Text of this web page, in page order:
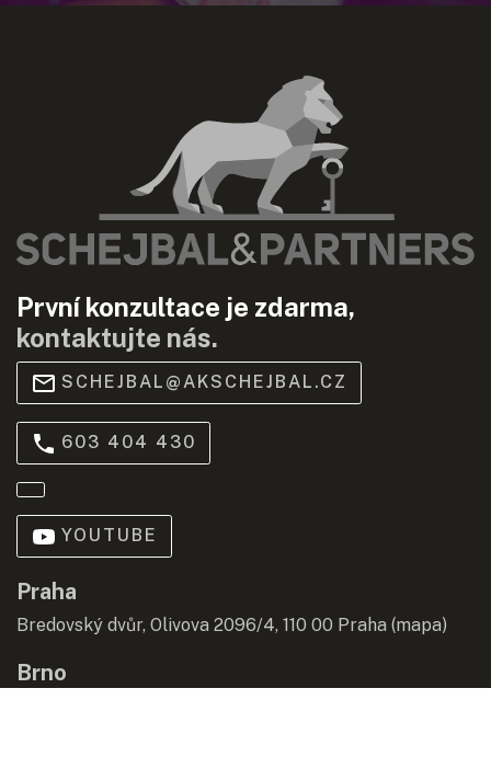
První konzultace je zdarma,
kontaktujte nás.
SCHEJBAL@AKSCHEJBAL.CZ
603 404 430
YOUTUBE
Praha
Bredovský dvůr, Olivova 2096/4, 110 00 Praha (mapa)
Brno